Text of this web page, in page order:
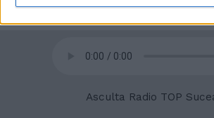
Asculta Radio TOP